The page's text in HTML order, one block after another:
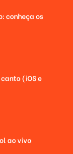
conheça os
(iOS e
ao vivo